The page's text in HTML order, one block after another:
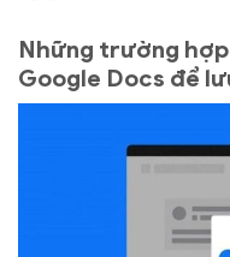
Những trường hợp
Google Docs để